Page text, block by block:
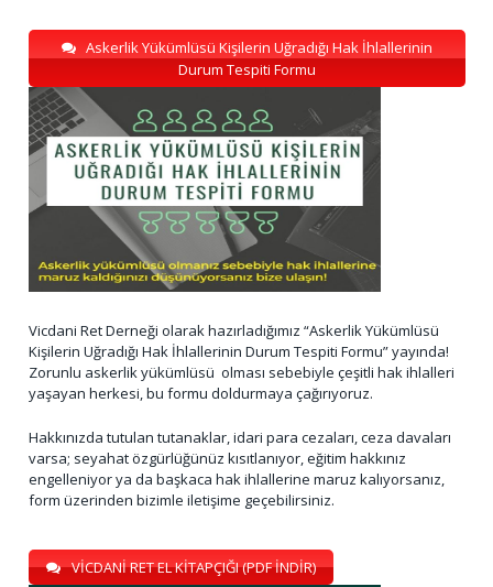
Askerlik Yükümlüsü Kişilerin Uğradığı Hak İhlallerinin
Durum Tespiti Formu
Vicdani Ret Derneği olarak hazırladığımız “Askerlik Yükümlüsü
Kişilerin Uğradığı Hak İhlallerinin Durum Tespiti Formu” yayında!
Zorunlu askerlik yükümlüsü olması sebebiyle çeşitli hak ihlalleri
yaşayan herkesi, bu formu doldurmaya çağırıyoruz.
Hakkınızda tutulan tutanaklar, idari para cezaları, ceza davaları
varsa; seyahat özgürlüğünüz kısıtlanıyor, eğitim hakkınız
engelleniyor ya da başkaca hak ihlallerine maruz kalıyorsanız,
form üzerinden bizimle iletişime geçebilirsiniz.
VİCDANİ RET EL KİTAPÇIĞI (PDF İNDİR)